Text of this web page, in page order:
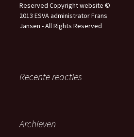
Reserved Copyright website ©
2013 ESVA administrator Frans
Jansen - All Rights Reserved
Recente reacties
Archieven